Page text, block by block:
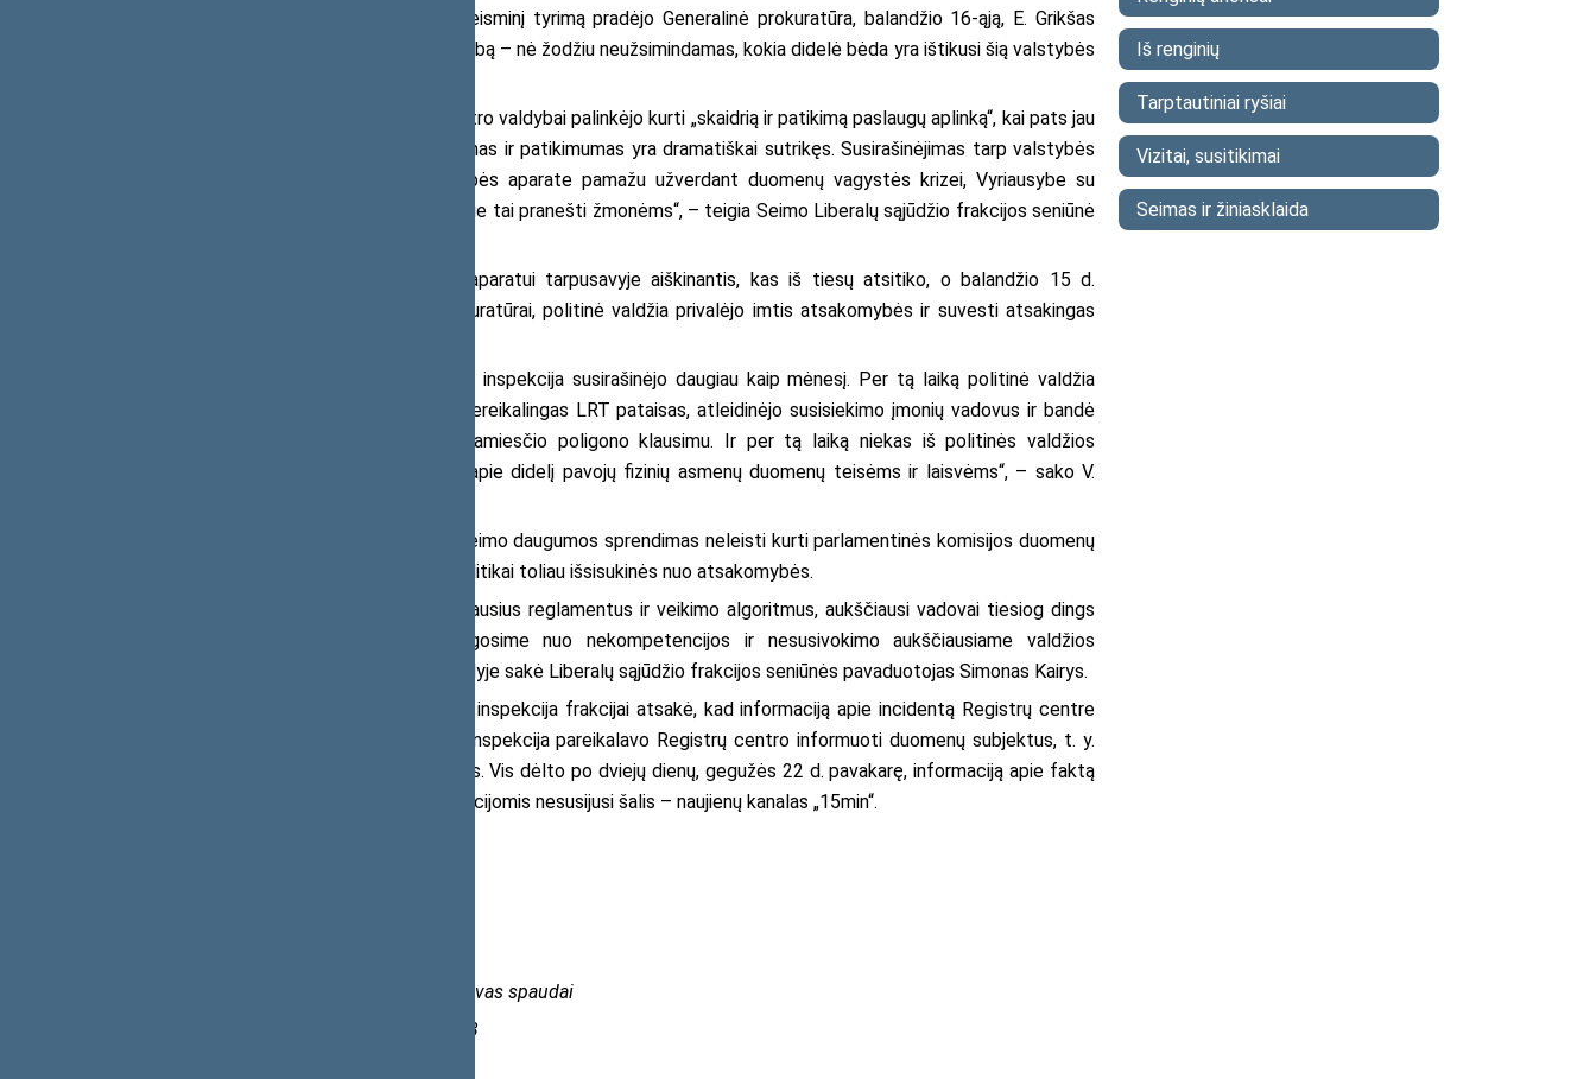
Kitą dieną po to, kai savo ikiteisminį tyrimą pradėjo Generalinė prokuratūra, balandžio 16-ąją, E. Grikšas
pasveikino naują Registrų centro valdybą – nė žodžiu neužsimindamas, kokia didelė bėda yra ištikusi šią valstybės
„Ministras naujajai Registrų centro valdybai palinkėjo kurti „skaidrią ir patikimą paslaugų aplinką“, kai pats jau
žinojo, kad registrų valdytojo skaidrumas ir patikimumas yra dramatiškai sutrikęs. Susirašinėjimas tarp valstybės
institucijų atskleidžia štai ką: valstybės aparate pamažu užverdant duomenų vagystės krizei, Vyriausybe su
premjere priešakyje nematė reikalo apie tai pranešti žmonėms“, – teigia Seimo Liberalų sąjūdžio frakcijos seniūnė
Jos vertinimu, biurokratiniam aparatui tarpusavyje aiškinantis, kas iš tiesų atsitiko, o balandžio 15 d.
ikiteisminį tyrimą dar pradėjus ir prokuratūrai, politinė valdžia privalėjo imtis atsakomybės ir suvesti atsakingas
„Registrų centras su Duomenų inspekcija susirašinėjo daugiau kaip mėnesį. Per tą laiką politinė valdžia
toliau savo energiją kreipė į niekam nereikalingas LRT pataisas, atleidinėjo susisiekimo įmonių vadovus ir bandė
perrėkti savo koalicijos rėksnį Kapčiamiesčio poligono klausimu. Ir per tą laiką niekas iš politinės valdžios
nepagrįstai nedelsdamas nepranešė apie didelį pavojų fizinių asmenų duomenų teisėms ir laisvėms“, – sako V.
Liberalų vertinimu, antradienį Seimo daugumos sprendimas neleisti kurti parlamentinės komisijos duomenų
vagystei tirti reiškia, kad valdantieji politikai toliau išsisukinės nuo atsakomybės.
„Kas iš to, jeigu net turint geriausius reglamentus ir veikimo algoritmus, aukščiausi vadovai tiesiog dings
kaip į vandenį? Kaip mes apsisaugosime nuo nekompetencijos ir nesusivokimo aukščiausiame valdžios
lygmenyje?“, – antradienį Seimo posėdyje sakė Liberalų sąjūdžio frakcijos seniūnės pavaduotojas Simonas Kairys.
Valstybinė duomenų apsaugos inspekcija frakcijai atsakė, kad informaciją apie incidentą Registrų centre
gavo balandžio 13 d. Gegužės 20 d. inspekcija pareikalavo Registrų centro informuoti duomenų subjektus, t. y.
gyventojus, apie jų pavogtus duomenis. Vis dėlto po dviejų dienų, gegužės 22 d. pavakarę, informaciją apie faktą
viešai paskelbė su Vyriausybe ir institucijomis nesusijusi šalis – naujienų kanalas „15min“.
Seimo Liberalų sąjūdžio frakcijos atstovas spaudai
Tel. (0 5) 209 6351, mob. 0 612 66 533
Iš renginių
Tarptautiniai ryšiai
Vizitai, susitikimai
Seimas ir žiniasklaida